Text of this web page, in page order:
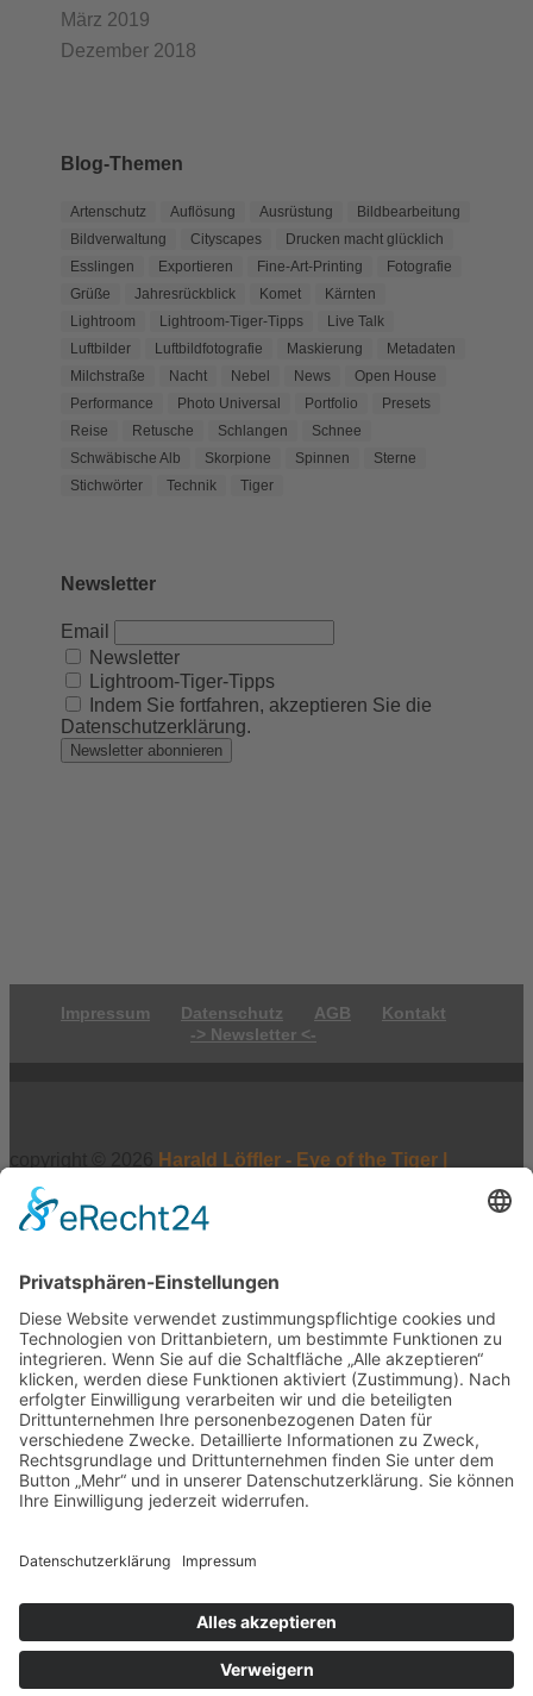
März 2019
Dezember 2018
Blog-Themen
Artenschutz Auflösung Ausrüstung
Bildbearbeitung
Bildverwaltung
Cityscapes
Drucken macht glücklich
Esslingen
Exportieren Fine-Art-Printing
Fotografie
Grüße
Jahresrückblick Komet
Kärnten
Lightroom
Lightroom-Tiger-Tipps
Live Talk
Luftbilder
Luftbildfotografie Maskierung
Metadaten
Milchstraße
Nacht Nebel News
Open House
Performance
Photo Universal Portfolio
Presets
Reise
Retusche Schlangen
Schnee
Schwäbische Alb
Skorpione Spinnen
Sterne
Stichwörter
Technik Tiger
Newsletter
Email
Newsletter
Lightroom-Tiger-Tipps
Indem Sie fortfahren, akzeptieren Sie die
Datenschutzerklärung.
Impressum Datenschutz AGB
Kontakt
-> Newsletter <-
Harald Löffler - Eye of the Tiger |
Vertrag widerrufen